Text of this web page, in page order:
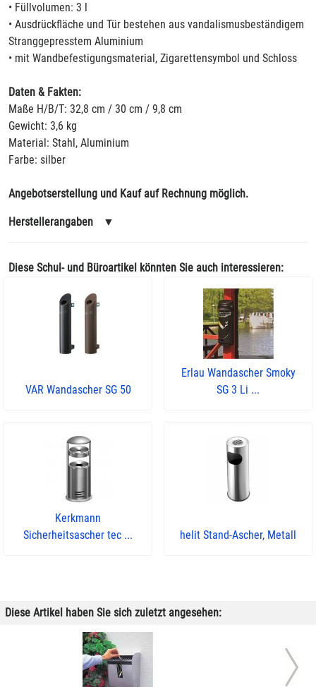
• Füllvolumen: 3 l
• Ausdrückfläche und Tür bestehen aus vandalismusbeständigem
Stranggepresstem Aluminium
• mit Wandbefestigungsmaterial, Zigarettensymbol und Schloss
Daten & Fakten:
Maße H/B/T: 32,8 cm / 30 cm / 9,8 cm
Gewicht: 3,6 kg
Material: Stahl, Aluminium
Farbe: silber
Angebotserstellung und Kauf auf Rechnung möglich.
Herstellerangaben ▼
Diese Schul- und Büroartikel könnten Sie auch interessieren:
VAR Wandascher SG 50
Erlau Wandascher Smoky
SG 3 Li ...
Kerkmann
Sicherheitsascher tec ...
helit Stand-Ascher, Metall
Diese Artikel haben Sie sich zuletzt angesehen: